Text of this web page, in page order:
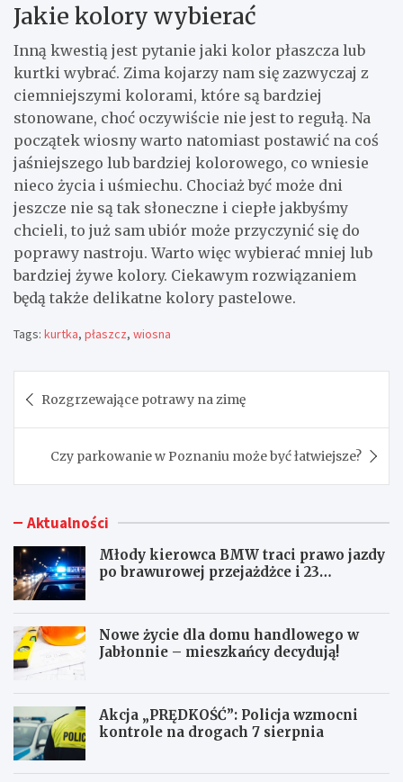
Jakie kolory wybierać
Inną kwestią jest pytanie jaki kolor płaszcza lub
kurtki wybrać. Zima kojarzy nam się zazwyczaj z
ciemniejszymi kolorami, które są bardziej
stonowane, choć oczywiście nie jest to regułą. Na
początek wiosny warto natomiast postawić na coś
jaśniejszego lub bardziej kolorowego, co wniesie
nieco życia i uśmiechu. Chociaż być może dni
jeszcze nie są tak słoneczne i ciepłe jakbyśmy
chcieli, to już sam ubiór może przyczynić się do
poprawy nastroju. Warto więc wybierać mniej lub
bardziej żywe kolory. Ciekawym rozwiązaniem
będą także delikatne kolory pastelowe.
Tags: kurtka, płaszcz, wiosna
wpisu
Rozgrzewające potrawy na zimę
Czy parkowanie w Poznaniu może być łatwiejsze?
Aktualności
Młody kierowca BMW traci prawo jazdy
po brawurowej przejażdżce i 23
Nowe życie dla domu handlowego w
Jabłonnie – mieszkańcy decydują!
Akcja „PRĘDKOŚĆ”: Policja wzmocni
kontrole na drogach 7 sierpnia